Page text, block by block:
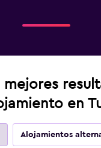
mejores
en
Alojamientos